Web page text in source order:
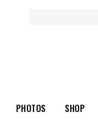
PHOTOS SHOP